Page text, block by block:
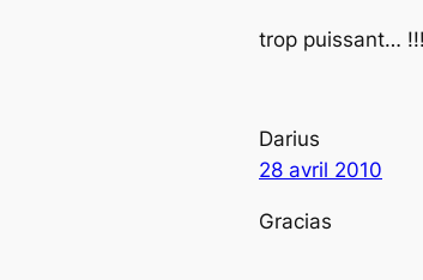
trop puissant…
Darius
28 avril 2010
Gracias